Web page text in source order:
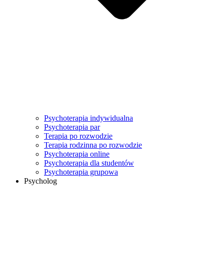
Psychoterapia indywidualna
Psychoterapia par
Terapia po rozwodzie
Terapia rodzinna po rozwodzie
Psychoterapia online
Psychoterapia dla studentów
Psychoterapia grupowa
Psycholog